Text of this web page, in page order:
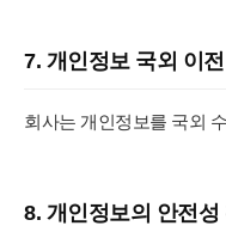
7. 개인정보 국외 이전
회사는 개인정보를 국외
8. 개인정보의 안전성